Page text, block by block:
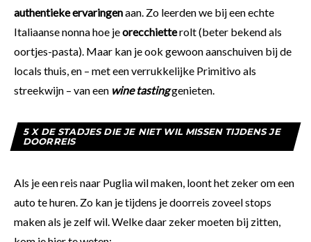
authentieke ervaringenaan. Zo leerden we bij een echte
Italiaanse nonna hoe jeorecchietterolt (beter bekend als
oortjes-pasta). Maar kan je ook gewoon aanschuiven bij de
locals thuis, en – met een verrukkelijke Primitivo als
streekwijn – van een wine tastinggenieten.
5 X DE STADJES DIE JE NIET WIL MISSEN TIJDENS JE
DOORREIS
Als je een reis naar Puglia wil maken, loont het zeker om een
auto te huren. Zo kan je tijdens je doorreis zoveel stops
maken als je zelf wil. Welke daar zeker moeten bij zitten,